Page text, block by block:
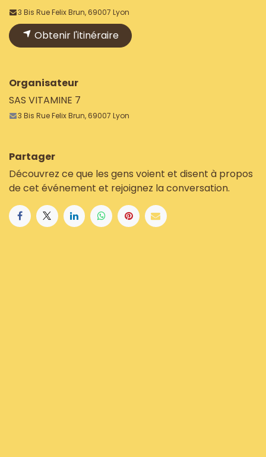
3 Bis Rue Felix Brun, 69007 Lyon
Obtenir l'itinéraire
Organisateur
SAS VITAMINE 7
3 Bis Rue Felix Brun, 69007 Lyon
Partager
Découvrez ce que les gens voient et disent à propos
de cet événement et rejoignez la conversation.